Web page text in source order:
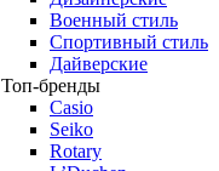
Военный стиль
Спортивный стиль
Дайверские
Топ-бренды
Casio
Seiko
Rotary